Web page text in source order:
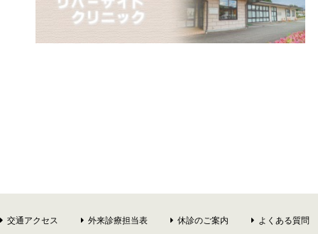
交通アクセス 外来診療担当表 休診のご案内 よくある質問